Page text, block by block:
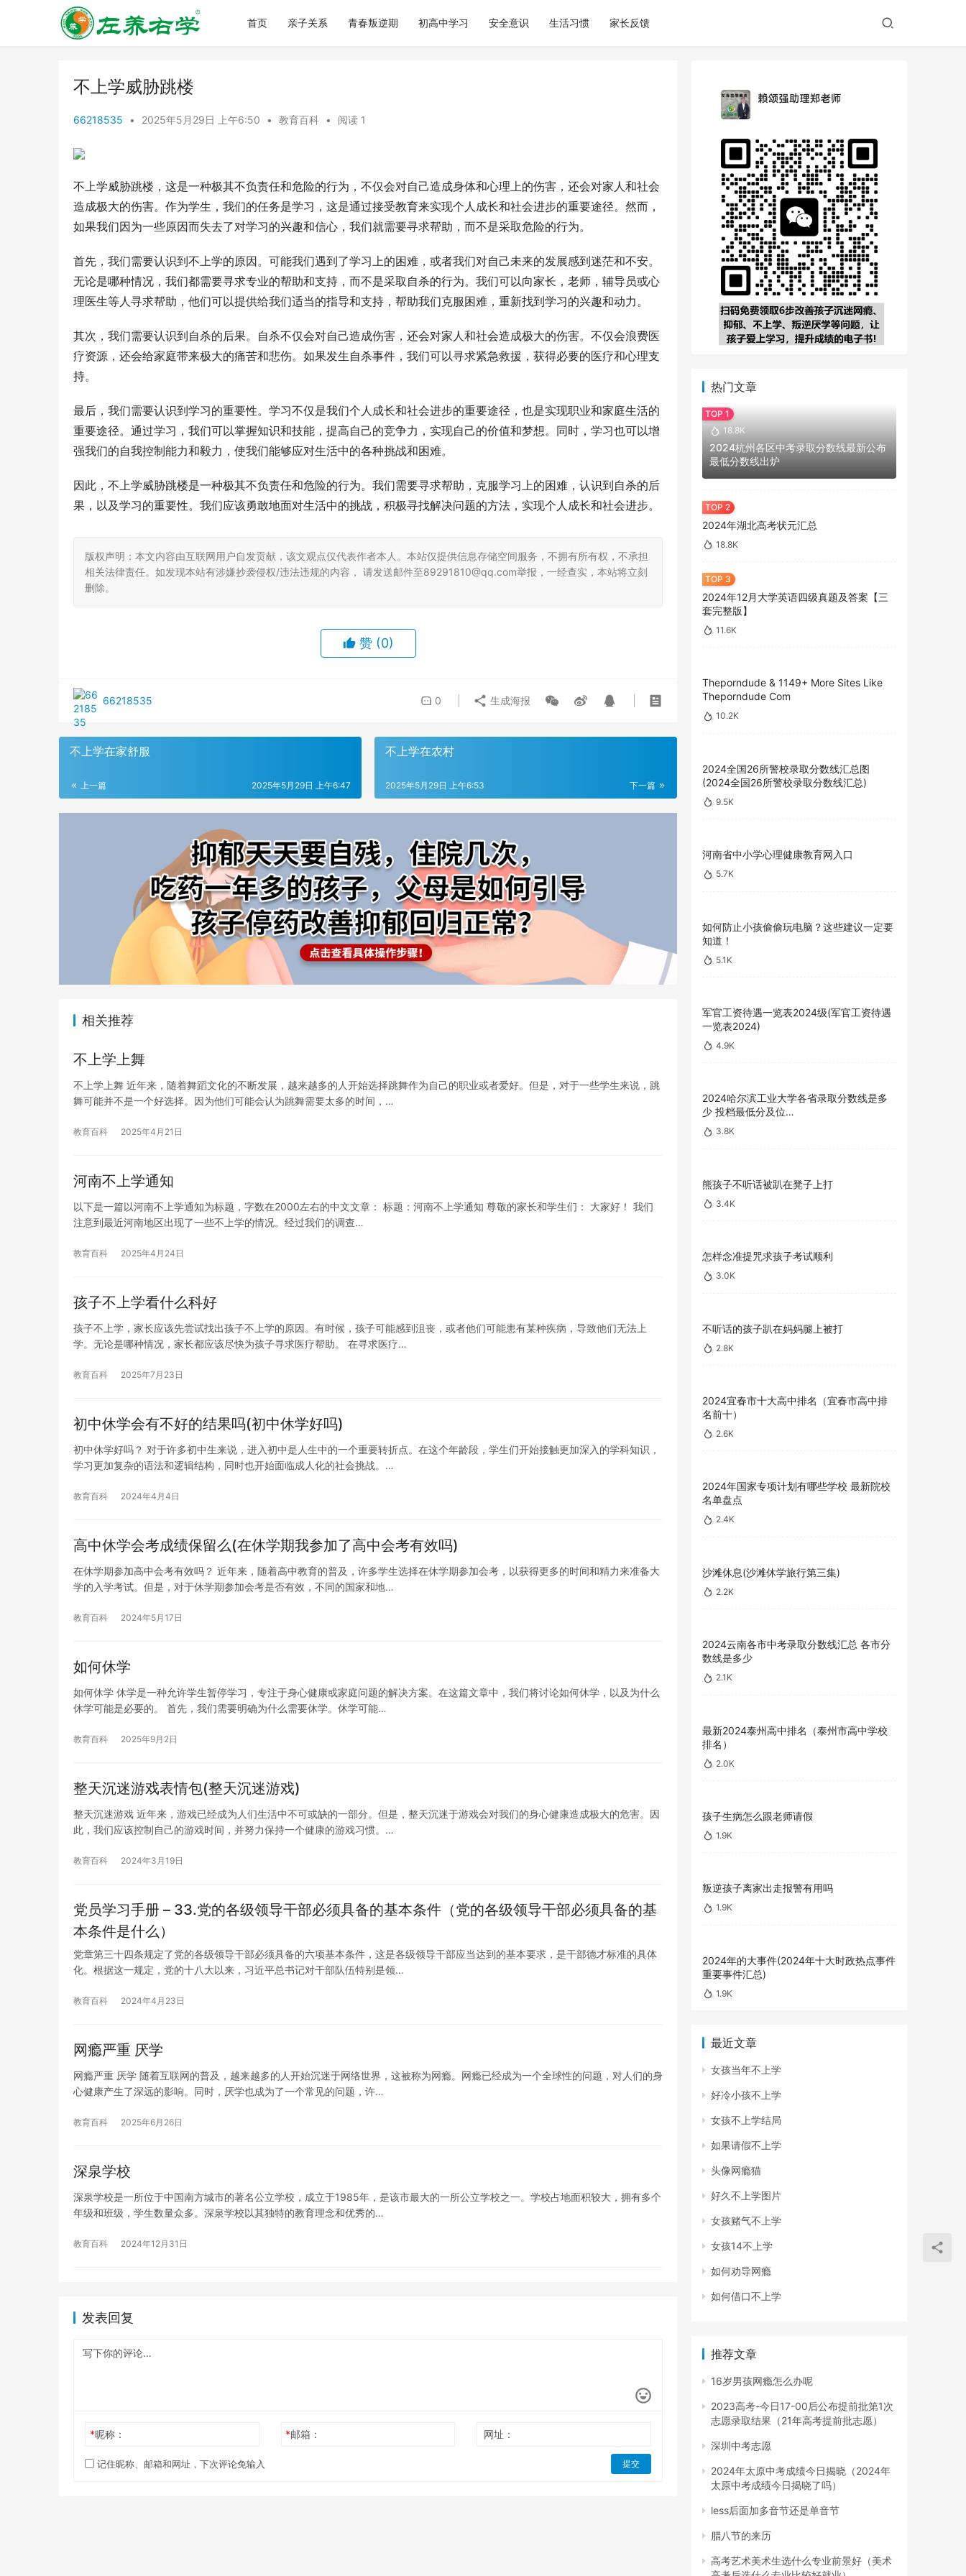
首页 亲子关系 青春叛逆期 初高中学习 安全意识 生活习惯 家长反馈
不上学威胁跳楼
66218535 • 2025年5月29日 上午6:50 • 教育百科 • 阅读 1
不上学威胁跳楼，这是一种极其不负责任和危险的行为，不仅会对自己造成身体和心理上的伤害，还会对家人和社会
造成极大的伤害。作为学生，我们的任务是学习，这是通过接受教育来实现个人成长和社会进步的重要途径。然而，
如果我们因为一些原因而失去了对学习的兴趣和信心，我们就需要寻求帮助，而不是采取危险的行为。
首先，我们需要认识到不上学的原因。可能我们遇到了学习上的困难，或者我们对自己未来的发展感到迷茫和不安。
无论是哪种情况，我们都需要寻求专业的帮助和支持，而不是采取自杀的行为。我们可以向家长，老师，辅导员或心
理医生等人寻求帮助，他们可以提供给我们适当的指导和支持，帮助我们克服困难，重新找到学习的兴趣和动力。
其次，我们需要认识到自杀的后果。自杀不仅会对自己造成伤害，还会对家人和社会造成极大的伤害。不仅会浪费医
疗资源，还会给家庭带来极大的痛苦和悲伤。如果发生自杀事件，我们可以寻求紧急救援，获得必要的医疗和心理支
持。
最后，我们需要认识到学习的重要性。学习不仅是我们个人成长和社会进步的重要途径，也是实现职业和家庭生活的
重要途径。通过学习，我们可以掌握知识和技能，提高自己的竞争力，实现自己的价值和梦想。同时，学习也可以增
强我们的自我控制能力和毅力，使我们能够应对生活中的各种挑战和困难。
因此，不上学威胁跳楼是一种极其不负责任和危险的行为。我们需要寻求帮助，克服学习上的困难，认识到自杀的后
果，以及学习的重要性。我们应该勇敢地面对生活中的挑战，积极寻找解决问题的方法，实现个人成长和社会进步。
版权声明：本文内容由互联网用户自发贡献，该文观点仅代表作者本人。本站仅提供信息存储空间服务，不拥有所有权，不承担
相关法律责任。如发现本站有涉嫌抄袭侵权/违法违规的内容， 请发送邮件至89291810@qq.com举报，一经查实，本站将立刻
删除。
赞 (0)
66218535 0 生成海报
不上学在家舒服
上一篇 2025年5月29日 上午6:47
不上学在农村
下一篇
2025年5月29日 上午6:53
相关推荐
不上学上舞
不上学上舞 近年来，随着舞蹈文化的不断发展，越来越多的人开始选择跳舞作为自己的职业或者爱好。但是，对于一些学生来说，跳
舞可能并不是一个好选择。因为他们可能会认为跳舞需要太多的时间，…
教育百科 2025年4月21日
河南不上学通知
以下是一篇以河南不上学通知为标题，字数在2000左右的中文文章： 标题：河南不上学通知 尊敬的家长和学生们： 大家好！ 我们
注意到最近河南地区出现了一些不上学的情况。经过我们的调查…
教育百科 2025年4月24日
孩子不上学看什么科好
孩子不上学，家长应该先尝试找出孩子不上学的原因。有时候，孩子可能感到沮丧，或者他们可能患有某种疾病，导致他们无法上
学。无论是哪种情况，家长都应该尽快为孩子寻求医疗帮助。 在寻求医疗…
教育百科 2025年7月23日
初中休学会有不好的结果吗(初中休学好吗)
初中休学好吗？ 对于许多初中生来说，进入初中是人生中的一个重要转折点。在这个年龄段，学生们开始接触更加深入的学科知识，
学习更加复杂的语法和逻辑结构，同时也开始面临成人化的社会挑战。…
教育百科 2024年4月4日
高中休学会考成绩保留么(在休学期我参加了高中会考有效吗)
在休学期参加高中会考有效吗？ 近年来，随着高中教育的普及，许多学生选择在休学期参加会考，以获得更多的时间和精力来准备大
学的入学考试。但是，对于休学期参加会考是否有效，不同的国家和地…
教育百科 2024年5月17日
如何休学
如何休学 休学是一种允许学生暂停学习，专注于身心健康或家庭问题的解决方案。在这篇文章中，我们将讨论如何休学，以及为什么
休学可能是必要的。 首先，我们需要明确为什么需要休学。休学可能…
教育百科 2025年9月2日
整天沉迷游戏表情包(整天沉迷游戏)
整天沉迷游戏 近年来，游戏已经成为人们生活中不可或缺的一部分。但是，整天沉迷于游戏会对我们的身心健康造成极大的危害。因
此，我们应该控制自己的游戏时间，并努力保持一个健康的游戏习惯。…
教育百科 2024年3月19日
党员学习手册 – 33.党的各级领导干部必须具备的基本条件（党的各级领导干部必须具备的基
本条件是什么）
党章第三十四条规定了党的各级领导干部必须具备的六项基本条件，这是各级领导干部应当达到的基本要求，是干部德才标准的具体
化。根据这一规定，党的十八大以来，习近平总书记对干部队伍特别是领…
教育百科 2024年4月23日
网瘾严重 厌学
网瘾严重 厌学 随着互联网的普及，越来越多的人开始沉迷于网络世界，这被称为网瘾。网瘾已经成为一个全球性的问题，对人们的身
心健康产生了深远的影响。同时，厌学也成为了一个常见的问题，许…
教育百科 2025年6月26日
深泉学校
深泉学校是一所位于中国南方城市的著名公立学校，成立于1985年，是该市最大的一所公立学校之一。学校占地面积较大，拥有多个
年级和班级，学生数量众多。深泉学校以其独特的教育理念和优秀的…
教育百科 2024年12月31日
发表回复
*昵称： *邮箱： 网址：
记住昵称、邮箱和网址，下次评论免输入 提交
热门文章
18.8K
2024杭州各区中考录取分数线最新公布
最低分数线出炉
2024年湖北高考状元汇总
18.8K
2024年12月大学英语四级真题及答案【三
套完整版】
11.6K
Theporndude & 1149+ More Sites Like
Theporndude Com
10.2K
2024全国26所警校录取分数线汇总图
(2024全国26所警校录取分数线汇总)
9.5K
河南省中小学心理健康教育网入口
5.7K
如何防止小孩偷偷玩电脑？这些建议一定要
知道！
5.1K
军官工资待遇一览表2024级(军官工资待遇
一览表2024)
4.9K
2024哈尔滨工业大学各省录取分数线是多
少 投档最低分及位…
3.8K
熊孩子不听话被趴在凳子上打
3.4K
怎样念准提咒求孩子考试顺利
3.0K
不听话的孩子趴在妈妈腿上被打
2.8K
2024宜春市十大高中排名（宜春市高中排
名前十）
2.6K
2024年国家专项计划有哪些学校 最新院校
名单盘点
2.4K
沙滩休息(沙滩休学旅行第三集)
2.2K
2024云南各市中考录取分数线汇总 各市分
数线是多少
2.1K
最新2024泰州高中排名（泰州市高中学校
排名）
2.0K
孩子生病怎么跟老师请假
1.9K
叛逆孩子离家出走报警有用吗
1.9K
2024年的大事件(2024年十大时政热点事件
重要事件汇总)
1.9K
最近文章
女孩当年不上学
好冷小孩不上学
女孩不上学结局
如果请假不上学
头像网瘾猫
好久不上学图片
女孩赌气不上学
女孩14不上学
如何劝导网瘾
如何借口不上学
推荐文章
16岁男孩网瘾怎么办呢
2023高考-今日17-00后公布提前批第1次
志愿录取结果（21年高考提前批志愿）
深圳中考志愿
2024年太原中考成绩今日揭晓（2024年
太原中考成绩今日揭晓了吗）
less后面加多音节还是单音节
腊八节的来历
高考艺术美术生选什么专业前景好（美术